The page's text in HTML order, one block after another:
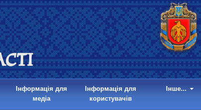
Інформація для
медіа
Інформація для
користувачів
Інше...